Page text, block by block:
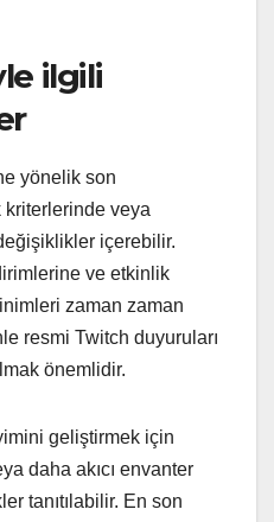
ilgili
yönelik son
veya
içerebilir.
ve etkinlik
zaman zaman
resmi Twitch duyuruları
önemlidir.
geliştirmek için
daha akıcı envanter
tanıtılabilir. En son